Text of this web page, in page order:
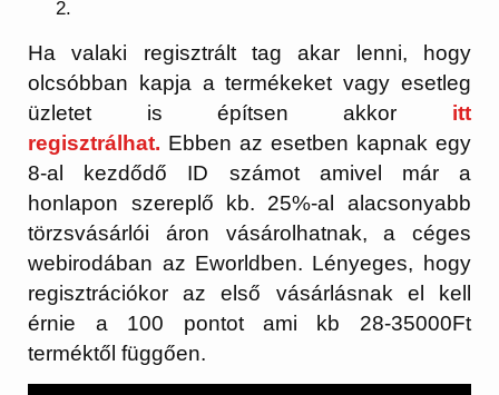
Ha valaki regisztrált tag akar lenni, hogy
olcsóbban kapja a termékeket vagy esetleg
üzletet is építsen akkor itt
regisztrálhat. Ebben az esetben kapnak egy
8-al kezdődő ID számot amivel már a
honlapon szereplő kb. 25%-al alacsonyabb
törzsvásárlói áron vásárolhatnak, a céges
webirodában az Eworldben. Lényeges, hogy
regisztrációkor az első vásárlásnak el kell
érnie a 100 pontot ami kb 28-35000Ft
terméktől függően.